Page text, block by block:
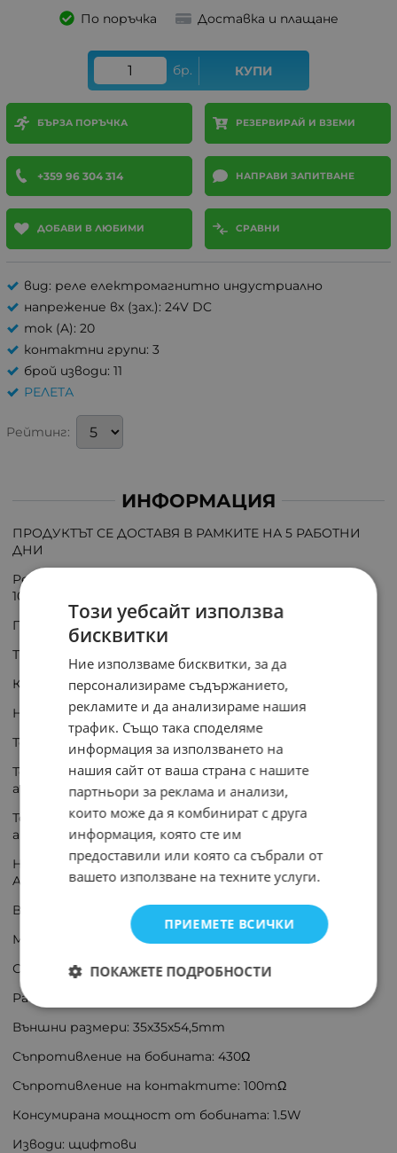
По поръчка Доставка и плащане
бр. КУПИ
БЪРЗА ПОРЪЧКА РЕЗЕРВИРАЙ И ВЗЕМИ
+359 96 304 314 НАПРАВИ ЗАПИТВАНЕ
ДОБАВИ В ЛЮБИМИ СРАВНИ
вид: реле електромагнитно индустриално
напрежение вх (зах.): 24V DC
ток (A): 20
контактни групи: 3
брой изводи: 11
РЕЛЕТА
Рейтинг:
ИНФОРМАЦИЯ
ПРОДУКТЪТ СЕ ДОСТАВЯ В РАМКИТЕ НА 5 РАБОТНИ
ДНИ
Реле електромагнитно индустриално R15-2013-23-
1024-WTL; 20A; 3PDT
Производител: RELPOL
Тип реле: електромагнитно
Конф. на контактите: 3PDT
Номинално напрежение на бобината: 24V DC
Ток през контактите макс.: 20A
Товароспособност на контактите АС @R(при
активен товар): 10A / 250V AC
Товароспособност на контактите DC @R(при
активен товар): 10A / 24V DC
Напрежение на комутация: макс. 250V DC, макс. 440V
AC
Версия реле: промишлено
Монтаж: цокъл
Серия релета: R15
Работна температура: -40...70°C
Външни размери: 35x35x54,5mm
Съпротивление на бобината: 430Ω
Съпротивление на контактите: 100mΩ
Консумирана мощност от бобината: 1.5W
Изводи: щифтови
Този уебсайт използва
бисквитки
Ние използваме бисквитки, за да
персонализираме съдържанието,
рекламите и да анализираме нашия
трафик. Също така споделяме
информация за използването на
нашия сайт от ваша страна с нашите
партньори за реклама и анализи,
които може да я комбинират с друга
информация, която сте им
предоставили или която са събрали от
вашето използване на техните услуги.
ПРИЕМЕТЕ ВСИЧКИ
ПОКАЖЕТЕ ПОДРОБНОСТИ